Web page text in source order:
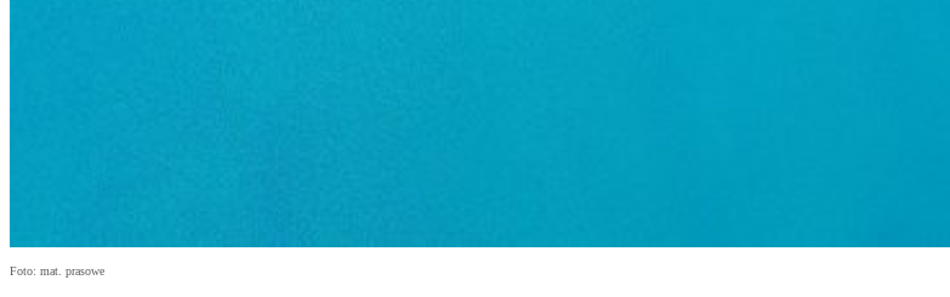
Foto: mat. prasowe